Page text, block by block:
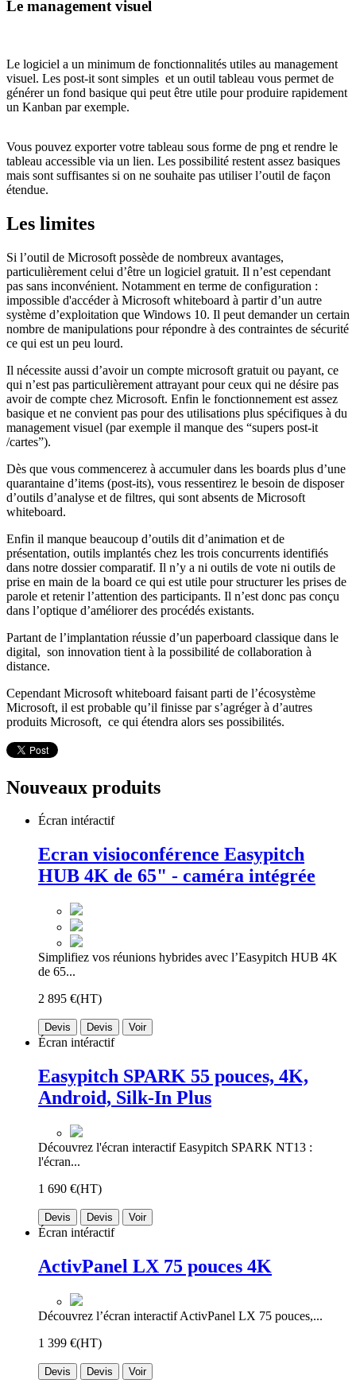
Le management visuel
Le logiciel a un minimum de fonctionnalités utiles au management
visuel. Les post-it sont simples et un outil tableau vous permet de
générer un fond basique qui peut être utile pour produire rapidement
un Kanban par exemple.
Vous pouvez exporter votre tableau sous forme de png et rendre le
tableau accessible via un lien. Les possibilité restent assez basiques
mais sont suffisantes si on ne souhaite pas utiliser l’outil de façon
étendue.
Les limites
Si l’outil de Microsoft possède de nombreux avantages,
particulièrement celui d’être un logiciel gratuit. Il n’est cependant
pas sans inconvénient. Notamment en terme de configuration :
impossible d'accéder à Microsoft whiteboard à partir d’un autre
système d’exploitation que Windows 10. Il peut demander un certain
nombre de manipulations pour répondre à des contraintes de sécurité
ce qui est un peu lourd.
Il nécessite aussi d’avoir un compte microsoft gratuit ou payant, ce
qui n’est pas particulièrement attrayant pour ceux qui ne désire pas
avoir de compte chez Microsoft. Enfin le fonctionnement est assez
basique et ne convient pas pour des utilisations plus spécifiques à du
management visuel (par exemple il manque des “supers post-it
/cartes”).
Dès que vous commencerez à accumuler dans les boards plus d’une
quarantaine d’items (post-its), vous ressentirez le besoin de disposer
d’outils d’analyse et de filtres, qui sont absents de Microsoft
whiteboard.
Enfin il manque beaucoup d’outils dit d’animation et de
présentation, outils implantés chez les trois concurrents identifiés
dans notre dossier comparatif. Il n’y a ni outils de vote ni outils de
prise en main de la board ce qui est utile pour structurer les prises de
parole et retenir l’attention des participants. Il n’est donc pas conçu
dans l’optique d’améliorer des procédés existants.
Partant de l’implantation réussie d’un paperboard classique dans le
digital, son innovation tient à la possibilité de collaboration à
distance.
Cependant Microsoft whiteboard faisant parti de l’écosystème
Microsoft, il est probable qu’il finisse par s’agréger à d’autres
produits Microsoft, ce qui étendra alors ses possibilités.
Nouveaux produits
Écran intéractif
Ecran visioconférence Easypitch
HUB 4K de 65" - caméra intégrée
Simplifiez vos réunions hybrides avec l’Easypitch HUB 4K
de 65...
2 895 €(HT)
Devis Devis Voir
Écran intéractif
Easypitch SPARK 55 pouces, 4K,
Android, Silk-In Plus
Découvrez l'écran interactif Easypitch SPARK NT13 :
l'écran...
1 690 €(HT)
Devis Devis Voir
Écran intéractif
ActivPanel LX 75 pouces 4K
Découvrez l’écran interactif ActivPanel LX 75 pouces,...
1 399 €(HT)
Devis Devis Voir